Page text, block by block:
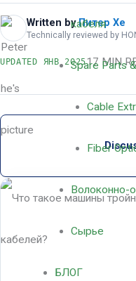
кабеля
Spare Parts
Cable
Fiber
Волоконно-
Сырье
БЛОГ
Written byПитер Хе
Technically reviewed by
UPDATED ЯНВ 202517 MIN